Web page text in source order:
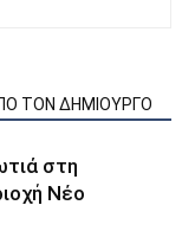
ΤΟΝ ΔΗΜΙΟΥΡΓΟ
στη
Νέο